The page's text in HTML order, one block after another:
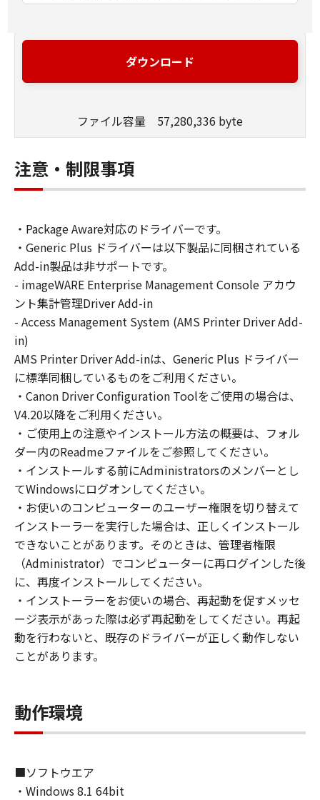
(1) キヤノンは、お客様が「キヤノン製品」を利
用する目的のために、「キヤノン製品」に直接
（本契約書においては、「本ソフトウェア」を
ること、またはコンピューターにおいて表示す
ること、アクセスすること、もしくは実行する
ことのいずれも含むものとします。）するため
お客様は、また「指定機器」にネットワークを
通じて接続されたコンピューター上で、かかる
コンピューターの使用者に対して「本ソフトウ
ェア」を使用させることができますが、かかる
コンピューターの使用者に本契約書上の義務お
よび条件を遵守させるとともに、その履行に関
し全責任を負うことを条件とします。
(2) お客様は、上記(1)に基づいて「本ソフトウ
ェア」を使用するためのバックアップとして、
「本ソフトウェア」を１部、複製することがで
きます。
(3) 上記(1)および(2)に定める場合を除き、キヤ
ノンまたはキヤノンのライセンサーのいかなる
知的財産権も、明示たると黙示たるとを問わ
ず、本契約書によってお客様に譲渡あるいは許
諾されるものではありません。
２．制限
(1) お客様は、再使用許諾、譲渡、販売、頒
布、リースもしくは貸与その他の方法により、
第三者に「本ソフトウェア」を使用させること
はできません。
(2) お客様は、「本ソフトウェア」の全部また
は一部を修正、改変、逆コンパイル、逆アセン
ブル、その他リバースエンジニアリング等する
ことはできません。また第三者にこのような行
３．著作権表示
お客様は、「本ソフトウェア」に含まれるキヤ
せん。
ダウンロード
ファイル容量 57,280,336 byte
注意・制限事項
・Package Aware対応のドライバーです。
・Generic Plus ドライバーは以下製品に同梱されている
Add-in製品は非サポートです。
- imageWARE Enterprise Management Console アカウ
ント集計管理Driver Add-in
- Access Management System (AMS Printer Driver Add-
in)
AMS Printer Driver Add-inは、Generic Plus ドライバー
に標準同梱しているものをご利用ください。
・Canon Driver Configuration Toolをご使用の場合は、
V4.20以降をご利用ください。
・ご使用上の注意やインストール方法の概要は、フォル
ダー内のReadmeファイルをご参照してください。
・インストールする前にAdministratorsのメンバーとし
てWindowsにログオンしてください。
・お使いのコンピューターのユーザー権限を切り替えて
インストーラーを実行した場合は、正しくインストール
できないことがあります。そのときは、管理者権限
（Administrator）でコンピューターに再ログインした後
に、再度インストールしてください。
・インストーラーをお使いの場合、再起動を促すメッセ
ージ表示があった際は必ず再起動をしてください。再起
動を行わないと、既存のドライバーが正しく動作しない
ことがあります。
動作環境
■ソフトウエア
・Windows 8.1 64bit